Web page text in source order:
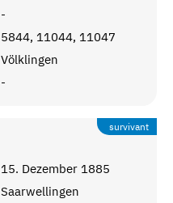
-
5844, 11044, 11047
Völklingen
-
survivant
15. Dezember 1885
Saarwellingen